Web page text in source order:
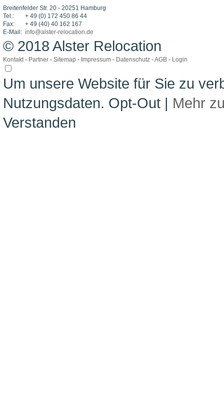
Breitenfelder Str. 20 - 20251 Hamburg
Tel.:
+ 49 (0) 172 450 86 44
Fax:
+ 49 (40) 40 162 167
E-Mail: info@alster-relocation.de
© 2018 Alster Relocation
Kontakt- Partner - Sitemap - Impressum - Datenschutz -AGB - Login
Um unsere Website für Sie zu
Nutzungsdaten. Opt-Out | Mehr
Verstanden